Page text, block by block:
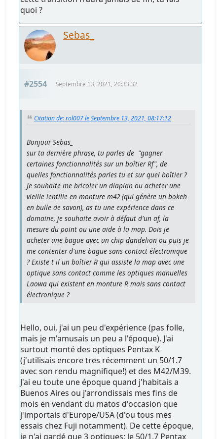
quoi ?
Sebas_
#2554 Septembre 13, 2021, 20:33:32
Citation de: rol007 le Septembre 13, 2021, 08:17:12
Bonjour Sebas_
sur ta dernière phrase, tu parles de "gagner
certaines fonctionnalités sur un boîtier Rf", de
quelles fonctionnalités parles tu et sur quel boîtier ?
Je souhaite me bricoler un diaplan ou acheter une
vieille lentille en monture m42 (qui génère un bokeh
en bulle de savon), as tu une expérience dans ce
domaine, je souhaite avoir à défaut d'un af, la
mesure du point ou une aide à la map. Dois je
acheter une bague avec un chip dandelion ou puis je
me contenter d'une bague sans contact électronique
? Existe t il un boîtier R qui assiste la map avec une
optique sans contact comme les optiques manuelles
Laowa qui existent en monture R mais sans contact
électronique ?
Hello, oui, j'ai un peu d'expérience (pas folle,
mais je m'amusais un peu a l'époque). J'ai
surtout monté des optiques Pentax K
(j'utilisais encore tres récemment un 50/1.7
avec son rendu magnifique!) et des M42/M39.
J'ai eu toute une époque quand j'habitais a
Buenos Aires ou j'arrondissais mes fins de
mois en vendant du matos d'occasion que
j'importais d'Europe/USA (d'ou tous mes
essais chez Fuji notamment). De cette époque,
je n'ai gardé que 3 optiques: le 50/1.7 Pentax